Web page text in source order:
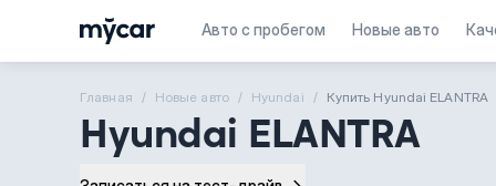
Авто с пробегом Новые авто
Главная Новые aвто Hyundai Купить Hyundai ELANTRA
Hyundai ELANTRA